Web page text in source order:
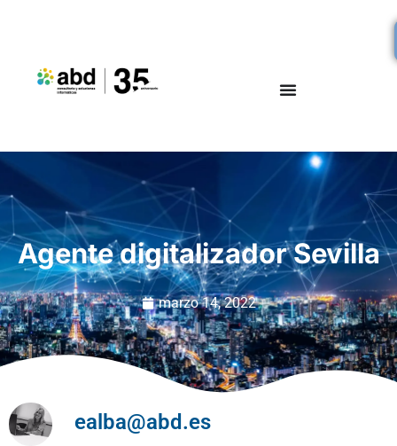
Agente digitalizador Sevilla
marzo 14, 2022
ealba@abd.es